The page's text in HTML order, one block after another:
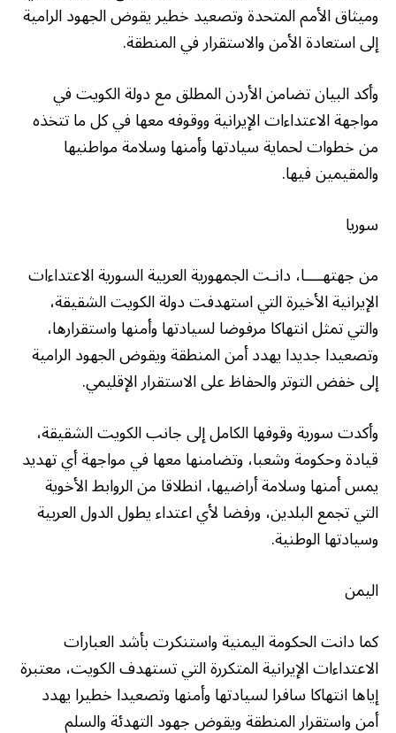
وميثاق الأمم المتحدة وتصعيد خطير يقوض الجهود الرامية
إلى استعادة الأمن والاستقرار في المنطقة.
وأكد البيان تضامن الأردن المطلق مع دولة الكويت في
مواجهة الاعتداءات الإيرانية ووقوفه معها في كل ما تتخذه
من خطوات لحماية سيادتها وأمنها وسلامة مواطنيها
والمقيمين فيها.
سوريا
من جهتهــــا، دانـت الجمهورية العربية السورية الاعتداءات
الإيرانية الأخيرة التي استهدفت دولة الكويت الشقيقة،
والتي تمثل انتهاكا مرفوضا لسيادتها وأمنها واستقرارها،
وتصعيدا جديدا يهدد أمن المنطقة ويقوض الجهود الرامية
إلى خفض التوتر والحفاظ على الاستقرار الإقليمي.
وأكدت سورية وقوفها الكامل إلى جانب الكويت الشقيقة،
قيادة وحكومة وشعبا، وتضامنها معها في مواجهة أي تهديد
يمس أمنها وسلامة أراضيها، انطلاقا من الروابط الأخوية
التي تجمع البلدين، ورفضا لأي اعتداء يطول الدول العربية
وسيادتها الوطنية.
اليمن
كما دانت الحكومة اليمنية واستنكرت بأشد العبارات
الاعتداءات الإيرانية المتكررة التي تستهدف الكويت، معتبرة
إياها انتهاكا سافرا لسيادتها وأمنها وتصعيدا خطيرا يهدد
أمن واستقرار المنطقة ويقوض جهود التهدئة والسلم